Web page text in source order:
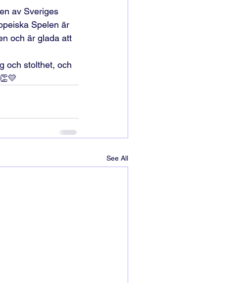
av Sveriges
Spelen är
och är glada att
och stolthet, och
See All